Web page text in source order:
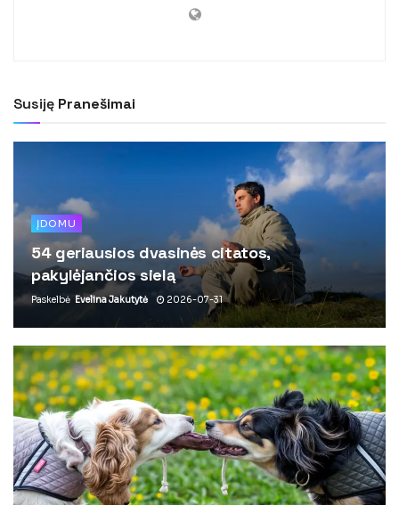
Susiję Pranešimai
ĮDOMU
54 geriausios dvasinės citatos,
pakylėjančios sielą
Paskelbė Evelina Jakutytė 2026-07-31